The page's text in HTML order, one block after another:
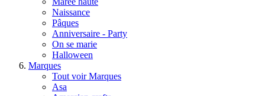
Naissance
Pâques
Anniversaire - Party
On se marie
Halloween
Marques
Tout voir Marques
Asa